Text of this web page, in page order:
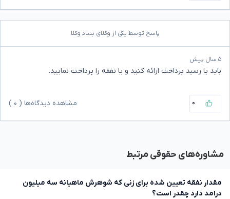
پاسخ توسط یکی از وکلای بنیاد وکلا
۵ سال پیش
باید یا رسید پرداخت ارائه کنید و یا نفقه را پرداخت نمایید.
۰ مشاهده دیدگاه‌ها ( ۰
مشاوره‌های حقوقی مرتبط
مقدار نفقه تعیین شده برای زنی که شوهرش ماهیانه سه میلیون
درامد دارد چقدر است؟